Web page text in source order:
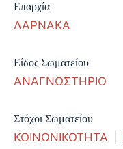
Επαρχία
ΛΑΡΝΑΚΑ
Είδος Σωματείου
ΑΝΑΓΝΩΣΤΗΡΙΟ
Στόχοι Σωματείου
ΚΟΙΝΩΝΙΚΟΤΗΤΑ